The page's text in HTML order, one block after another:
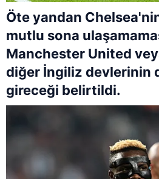
Öte yandan
mutlu sona
Manchester United
diğer İngiliz devlerinin
gireceği belirtildi.